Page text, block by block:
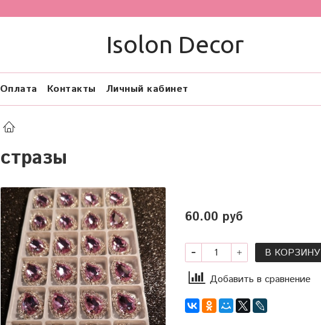
Isolon Decor
Оплата Контакты Личный кабинет
стразы
60.00 руб
В КОРЗИНУ
Добавить в сравнение